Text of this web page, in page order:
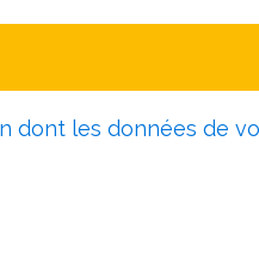
dont les données de